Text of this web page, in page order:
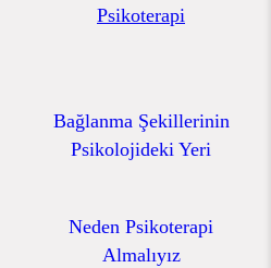
Psikoterapi
Bağlanma Şekillerinin
Psikolojideki Yeri
Neden Psikoterapi
Almalıyız